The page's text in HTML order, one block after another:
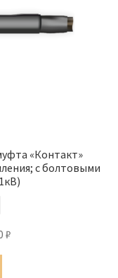
«Контакт»
с болтовыми
₽